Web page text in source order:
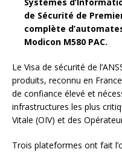
Systèmes
de Sécurité de
complète
Modicon M580 PAC.
Le Visa de sécurité de
produits, reconnu en
de confiance élevé et
infrastructures les plus
Vitale (OIV) et des
Trois plateformes ont fait